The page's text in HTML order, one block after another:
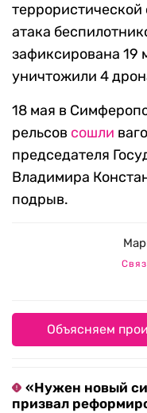
атака
зафиксирована 19
уничтожили 4
18 мая в
рельсов сошли
председателя
Владимира
подрыв.
Объясняем
«Нужен новый
призвал